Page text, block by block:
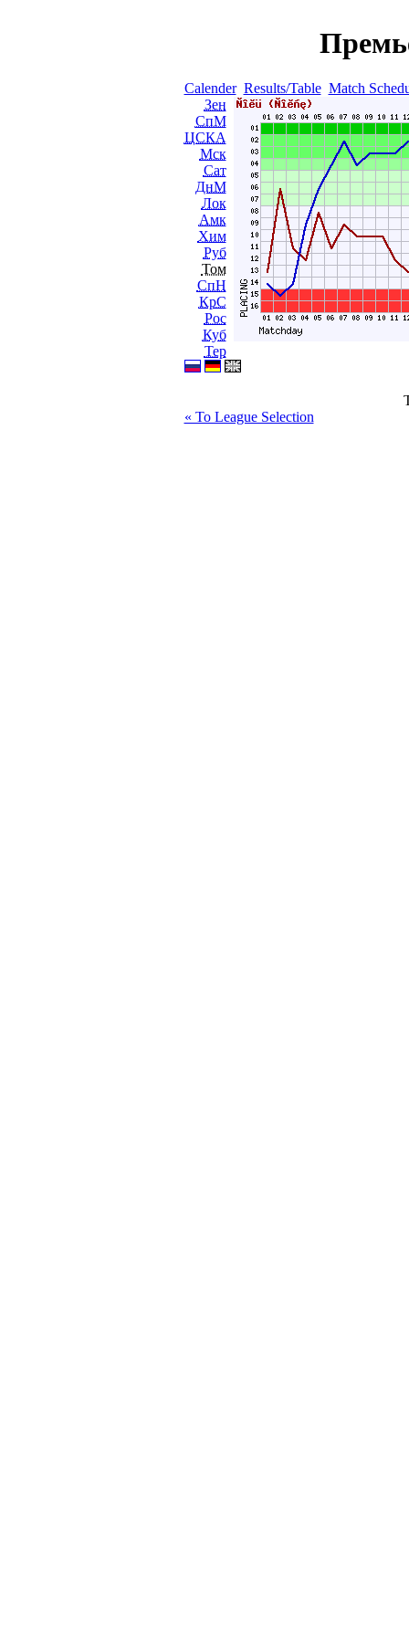
Calender Results/Table Match
Зен
СпМ
ЦСКА
Мск
Сат
ДнМ
Лок
Амк
Хим
Руб
Том
СпН
КрС
Рос
Куб
Тер
« To League Selection